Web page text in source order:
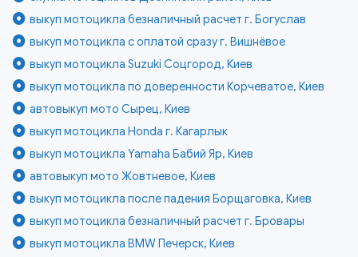
выкуп мотоцикла безналичный расчет г. Богуслав
выкуп мотоцикла с оплатой сразу г. Вишнёвое
выкуп мотоцикла Suzuki Соцгород, Киев
выкуп мотоцикла по доверенности Корчеватое, Киев
автовыкуп мото Сырец, Киев
выкуп мотоцикла Honda г. Кагарлык
выкуп мотоцикла Yamaha Бабий Яр, Киев
автовыкуп мото Жовтневое, Киев
выкуп мотоцикла после падения Борщаговка, Киев
выкуп мотоцикла безналичный расчет г. Бровары
выкуп мотоцикла BMW Печерск, Киев